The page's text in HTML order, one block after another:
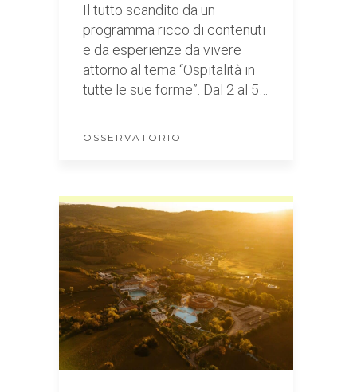
Il tutto scandito da un
programma ricco di contenuti
e da esperienze da vivere
attorno al tema “Ospitalità in
tutte le sue forme”. Dal 2 al 5…
OSSERVATORIO